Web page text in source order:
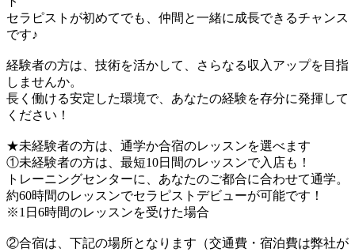
セラピストが初めてでも、仲間と一緒に成長できるチャンス
です♪
経験者の方は、技術を活かして、さらなる収入アップを目指
しませんか。
長く働ける安定した環境で、あなたの経験を存分に発揮して
ください！
★未経験者の方は、通学か合宿のレッスンを選べます
①未経験者の方は、最短10日間のレッスンで入店も！
トレーニングセンターに、あなたのご都合に合わせて通学。
約60時間のレッスンでセラピストデビューが可能です！
※1日6時間のレッスンを受けた場合
②合宿は、下記の場所となります（交通費・宿泊費は弊社が